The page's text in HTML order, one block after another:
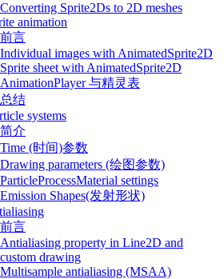
Converting Sprite2Ds to 2D meshes
animation
前言
Individual images with AnimatedSprite2D
Sprite sheet with AnimatedSprite2D
AnimationPlayer 与精灵表
总结
systems
简介
Time (时间)参数
Drawing parameters (绘图参数)
ParticleProcessMaterial settings
Emission Shapes(发射形状)
前言
Antialiasing property in Line2D and
custom drawing
Multisample antialiasing (MSAA)